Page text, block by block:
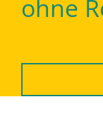
ohne